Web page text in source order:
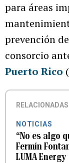
para áreas
prevención
consorcio
Puerto Rico
RELACIONADAS
NOTICIAS
“No es algo
Fermín
LUMA Energy